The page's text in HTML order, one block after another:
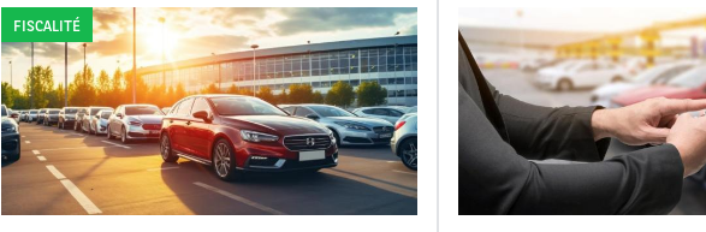
FISCALITÉ